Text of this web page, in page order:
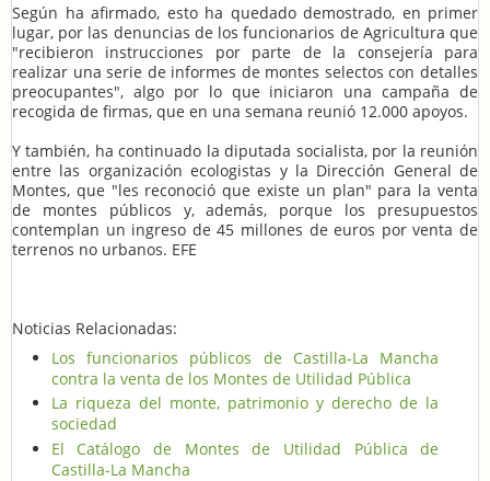
Según ha afirmado, esto ha quedado demostrado, en primer
lugar, por las denuncias de los funcionarios de Agricultura que
"recibieron instrucciones por parte de la consejería para
realizar una serie de informes de montes selectos con detalles
preocupantes", algo por lo que iniciaron una campaña de
recogida de firmas, que en una semana reunió 12.000 apoyos.
Y también, ha continuado la diputada socialista, por la reunión
entre las organización ecologistas y la Dirección General de
Montes, que "les reconoció que existe un plan" para la venta
de montes públicos y, además, porque los presupuestos
contemplan un ingreso de 45 millones de euros por venta de
terrenos no urbanos. EFE
Noticias Relacionadas:
Los funcionarios públicos de Castilla-La Mancha
contra la venta de los Montes de Utilidad Pública
La riqueza del monte, patrimonio y derecho de la
sociedad
El Catálogo de Montes de Utilidad Pública de
Castilla-La Mancha